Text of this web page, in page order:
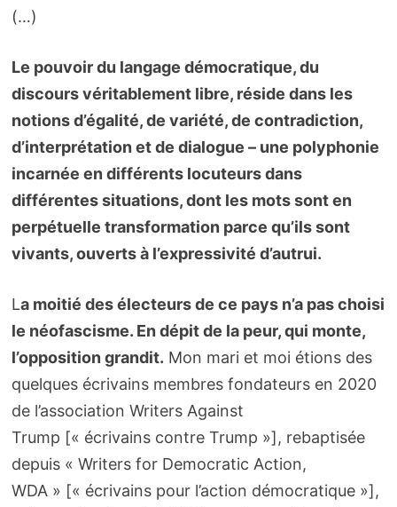
(…)
Le pouvoir du langage démocratique, du
discours véritablement libre, réside dans les
notions d’égalité, de variété, de contradiction,
d’interprétation et de dialogue – une polyphonie
incarnée en différents locuteurs dans
différentes situations, dont les mots sont en
perpétuelle transformation parce qu’ils sont
vivants, ouverts à l’expressivité d’autrui.
La moitié des électeurs de ce pays n’a pas choisi
le néofascisme. En dépit de la peur, qui monte,
l’opposition grandit. Mon mari et moi étions des
quelques écrivains membres fondateurs en 2020
de l’association Writers Against
Trump [« écrivains contre Trump »], rebaptisée
depuis « Writers for Democratic Action,
WDA » [« écrivains pour l’action démocratique »],